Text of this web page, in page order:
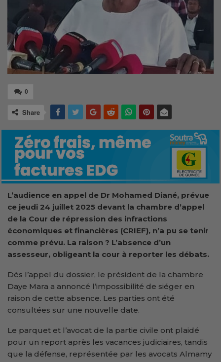
0
Share
L’audience en appel de Dr Mohamed Diané, prévue
ce jeudi 24 juillet 2025 devant la chambre d’appel
de la Cour de répression des infractions
économiques et financières (CRIEF), n’a pu se tenir
comme prévu. La raison ? L’absence d’un
assesseur, obligeant la cour à reporter les débats.
Dès l’appel du dossier, le président de la chambre
Daye Mara a annoncé l’impossibilité de siéger en
raison de cette absence. Les parties ont été
consultées sur une nouvelle date.
Le parquet et l’avocat de la partie civile ont plaidé
pour un report après les vacances judiciaires, tandis
que la défense, représentée par les avocats Almamy